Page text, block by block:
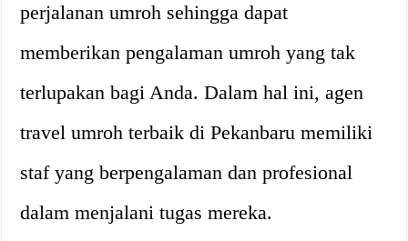
perjalanan umroh sehingga dapat
memberikan pengalaman umroh yang tak
terlupakan bagi Anda. Dalam hal ini, agen
travel umroh terbaik di Pekanbaru memiliki
staf yang berpengalaman dan profesional
dalam menjalani tugas mereka.